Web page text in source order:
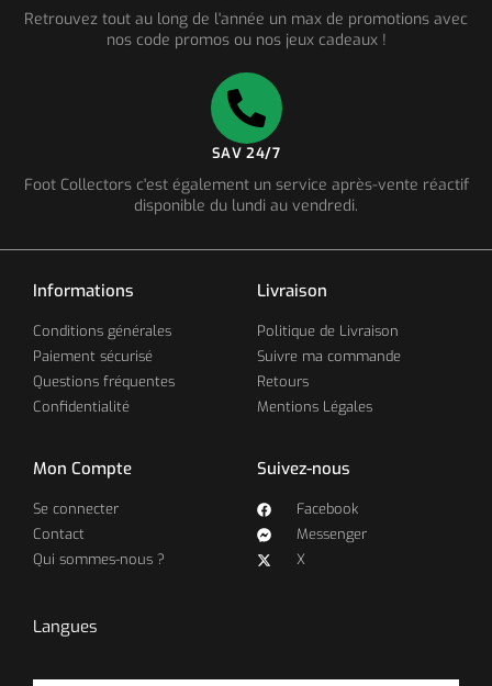
Retrouvez tout au long de l'année un max de promotions avec
nos code promos ou nos jeux cadeaux !
SAV 24/7
Foot Collectors c'est également un service après-vente réactif
disponible du lundi au vendredi.
Informations
Conditions générales
Paiement sécurisé
Questions fréquentes
Confidentialité
Livraison
Politique de Livraison
Suivre ma commande
Retours
Mentions Légales
Mon Compte
Se connecter
Contact
Qui sommes-nous ?
Suivez-nous
Facebook
Messenger
X
Langues